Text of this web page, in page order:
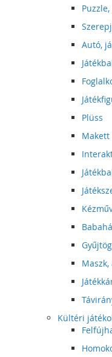
Autó,
Plüss
Makett
Maszk,
Kültéri